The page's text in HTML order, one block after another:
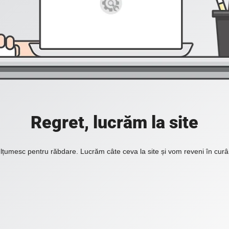
Regret, lucrăm la site
pentru răbdare. Lucrăm câte ceva la site și vom reveni în